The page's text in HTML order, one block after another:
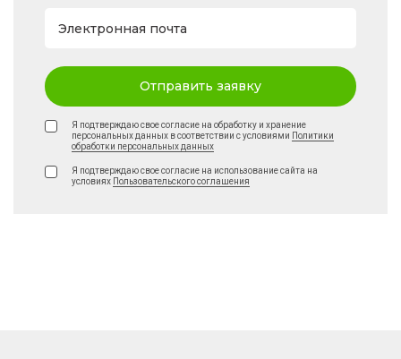
Электронная почта
Отправить заявку
Я подтверждаю свое согласие на обработку и хранение
персональных данных в соответствии с условиями Политики
обработки персональных данных
Я подтверждаю свое согласие на использование сайта на
условиях Пользовательского соглашения